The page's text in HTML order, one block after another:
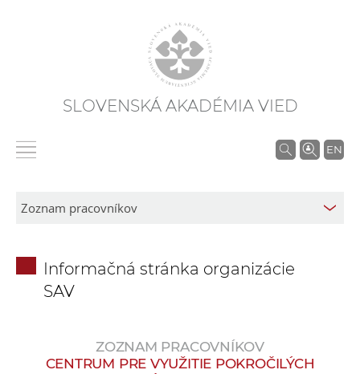
SLOVENSKÁ AKADÉMIA VIED
EN
V
e
Informačná stránka organizácie
SAV
ZOZNAM PRACOVNÍKOV
CENTRUM PRE VYUŽITIE POKROČILÝCH